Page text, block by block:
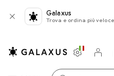
Galaxus
Trova e ordina più veloce
Impostazioni
Conto
Liste di
Liste dei
Carrello